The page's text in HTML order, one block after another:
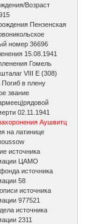
Возраст
Пензенская
номер 36696
15.08.1941
Гомель
VIII E (308)
в плену
звание
02.11.1941
Аушвитц
на латинице
источника
ЦАМО
источника
58
источника
977521
источника
2311